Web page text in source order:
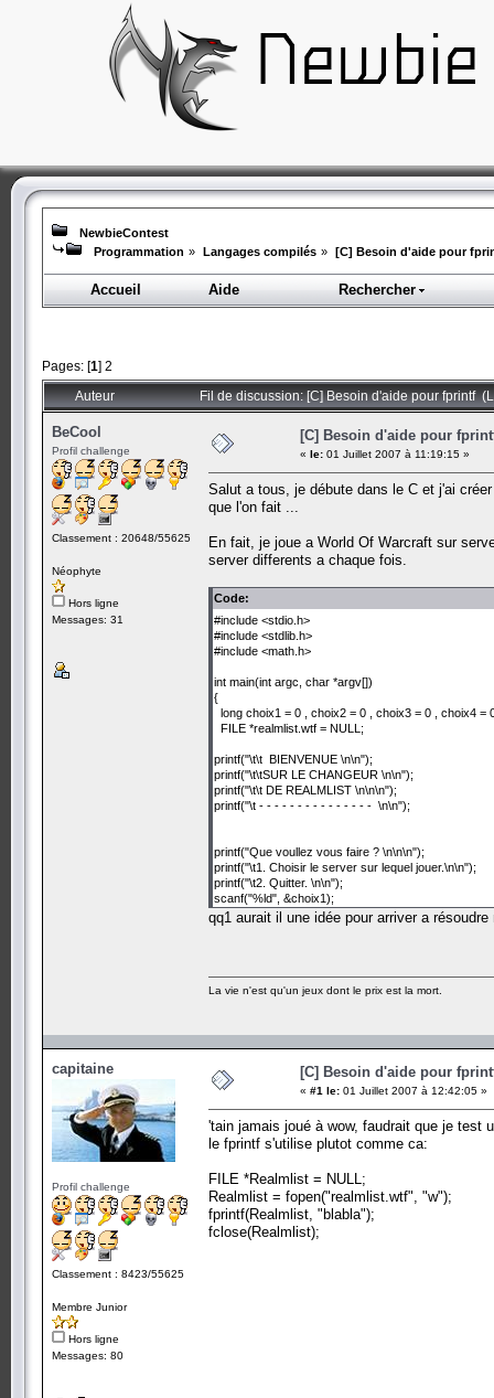
NewbieContest
Programmation » Langages compilés » [C] Besoin d'aide pour
Accueil Aide Rechercher
Pages: [1] 2
Auteur Fil de discussion: [C] Besoin d'aide pour fprintf
BeCool
Profil challenge
Classement : 20648/55625
Néophyte
Hors ligne
Messages: 31
[C] Besoin d'aide pour
« le: 01 Juillet 2007 à 11:19:15 »
Salut a tous, je débute dans le C et j'ai
que l'on fait ...
En fait, je joue a World Of Warcraft sur
server differents a chaque fois.
Code:
#include <stdio.h>
#include <stdlib.h>
#include <math.h>
int main(int argc, char *argv[])
{
long choix1 = 0 , choix2 = 0 , choix3 = 0 , choix4 =
FILE *realmlist.wtf = NULL;
printf("\t\t BIENVENUE \n\n");
printf("\t\tSUR LE CHANGEUR \n\n");
printf("\t\t DE REALMLIST \n\n\n");
printf("\t - - - - - - - - - - - - - - - \n\n");
printf("Que voullez vous faire ? \n\n\n");
printf("\t1. Choisir le server sur lequel jouer.\n\n");
printf("\t2. Quitter. \n\n");
scanf("%ld", &choix1);
if (choix1 == 1 ) { printf ("Choisissez le server sur
if (choix2 == 1 )
{
fclose (C:\Program Files\World of
}
system("PAUSE");
return 0;
}
qq1 aurait il une idée pour arriver a
La vie n'est qu'un jeux dont le prix est la mort.
capitaine
Profil challenge
Classement : 8423/55625
Membre Junior
Hors ligne
Messages: 80
[C] Besoin d'aide pour
« #1 le: 01 Juillet 2007 à 12:42:05 »
'tain jamais joué à wow, faudrait que je test
le fprintf s'utilise plutot comme ca:
FILE *Realmlist = NULL;
Realmlist = fopen("realmlist.wtf", "w");
fprintf(Realmlist, "blabla");
fclose(Realmlist);